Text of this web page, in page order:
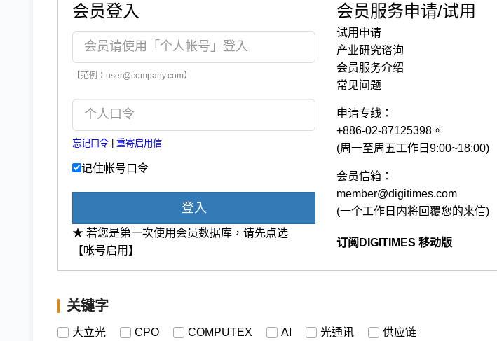
会员登入
【范例：user@company.com】
忘记口令 重寄启用信
记住帐号口令
登入
★ 若您是第一次使用会员数据库，请先点选
【帐号启用】
会员服务申请/试用
试用申请
产业研究谘询
会员服务介绍
常见问题
申请专线：
+886-02-87125398。
(周一至周五工作日9:00~18:00)
会员信箱：
member@digitimes.com
(一个工作日内将回覆您的来信)
订阅DIGITIMES 移动版
关键字
大立光 CPO COMPUTEX AI 光通讯 供应链